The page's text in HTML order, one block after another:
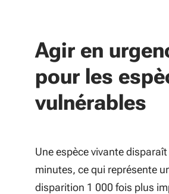
Agir en
pour les
vulnérables
Une espèce vivante
minutes, ce qui représente
disparition 1 000 fois plus